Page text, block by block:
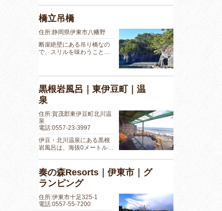
橋立吊橋
住所:静岡県伊東市八幡野
断崖絶壁にある吊り橋なの
で、スリルを味わうこと…
黒根岩風呂｜東伊豆町｜温
泉
住所:賀茂郡東伊豆町北川温
泉
電話:0557-23-3997
伊豆・北川温泉にある黒根
岩風呂は、海抜0メートル…
奏の森Resorts｜伊東市｜グ
ランピング
住所:伊東市十足325-1
電話:0557-55-7200